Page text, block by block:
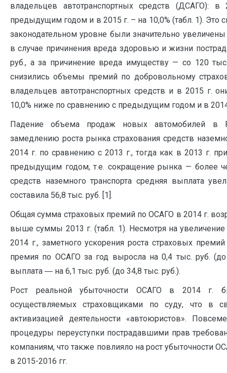
владельцев автотранспортных средств
предыдущим годом и в 2015 г. – на 10,0% (табл. 1). Это
законодательном уровне были значительно
в случае причинения вреда здоровью и жизни
руб., а за причинение вреда имуществу — со 120
снизились объемы премий по добровольному
владельцев автотранспортных средств и в 2015 г.
10,0% ниже по сравнению с предыдущим годом и в 2014
Падение объема продаж новых автомобилей в
замедлению роста рынка страхования средств
2014 г. по сравнению с 2013 г., тогда как в 2013 г.
предыдущим годом, т.е. сокращение рынка — более
средств наземного транспорта средняя выплата
составила 56,8 тыс. руб. [1].
Общая сумма страховых премий по ОСАГО в 2014 г.
выше суммы 2013 г. (табл. 1). Несмотря на
2014 г., заметного ускорения роста страховых
премия по ОСАГО за год выросла на 0,4 тыс. руб. (до
выплата ― на 6,1 тыс. руб. (до 34,8 тыс. руб.).
Рост реальной убыточности ОСАГО в 2014 г.
осуществляемых страховщиками по суду, что в
активизацией деятельности «автоюристов».
процедуры переуступки пострадавшими прав
компаниям, что также повлияло на рост убыточности
в 2015-2016 гг.